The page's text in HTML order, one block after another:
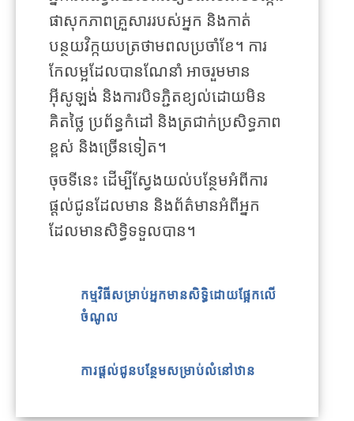
ផាសុកភាពគ្រួសាររបស់អ្នក និងកាត់
បន្ថយវិក្កយបត្រថាមពលប្រចាំខែ។ ការ
កែលម្អដែលបានណែនាំ អាចរួមមាន
អ៊ីសូឡង់ និងការបិទភ្ជិតខ្យល់ដោយមិន
គិតថ្លៃ ប្រព័ន្ធកំដៅ និងត្រជាក់ប្រសិទ្ធភាព
ខ្ពស់ និងច្រើនទៀត។
ចុចទីនេះ ដើម្បីស្វែងយល់បន្ថែមអំពីការ
ផ្តល់ជូនដែលមាន និងព័ត៌មានអំពីអ្នក
ដែលមានសិទ្ធិទទួលបាន។
កម្មវិធីសម្រាប់អ្នកមានសិទ្ធិដោយផ្អែកលើ
ចំណូល
ការផ្តល់ជូនបន្ថែមសម្រាប់លំនៅឋាន